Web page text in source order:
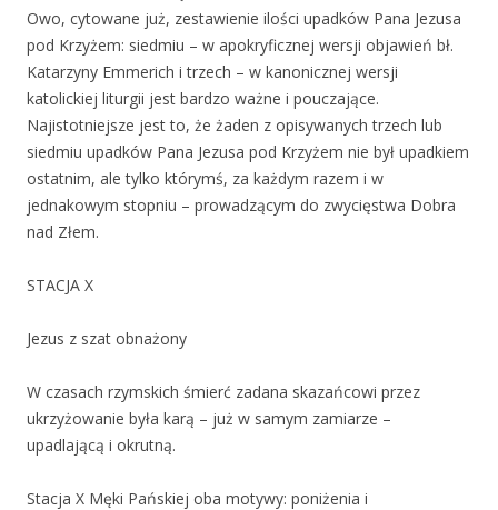
Owo, cytowane już, zestawienie ilości upadków Pana Jezusa
pod Krzyżem: siedmiu – w apokryficznej wersji objawień bł.
Katarzyny Emmerich i trzech – w kanonicznej wersji
katolickiej liturgii jest bardzo ważne i pouczające.
Najistotniejsze jest to, że żaden z opisywanych trzech lub
siedmiu upadków Pana Jezusa pod Krzyżem nie był upadkiem
ostatnim, ale tylko którymś, za każdym razem i w
jednakowym stopniu – prowadzącym do zwycięstwa Dobra
nad Złem.
STACJA X
Jezus z szat obnażony
W czasach rzymskich śmierć zadana skazańcowi przez
ukrzyżowanie była karą – już w samym zamiarze –
upadlającą i okrutną.
Stacja X Męki Pańskiej oba motywy: poniżenia i